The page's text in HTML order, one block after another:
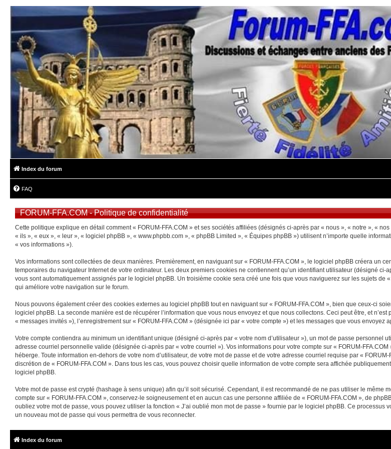
Index du forum
FAQ
FORUM-FFA.COM - Politique de confidentialité
Cette politique explique en détail comment « FORUM-FFA.COM » et ses sociétés affiliées (désignés ci-après par « nous », « notre », «
« ils », « eux », « leur », « logiciel phpBB », « www.phpbb.com », « phpBB Limited », « Équipes phpBB ») utilisent n’importe quelle
« vos informations »).
Vos informations sont collectées de deux manières. Premièrement, en naviguant sur « FORUM-FFA.COM », le logiciel phpBB créera un
temporaires du navigateur Internet de votre ordinateur. Les deux premiers cookies ne contiennent qu’un identifiant utilisateur (désigné
vous sont automatiquement assignés par le logiciel phpBB. Un troisième cookie sera créé une fois que vous naviguerez sur les sujets de
qui améliore votre navigation sur le forum.
Nous pouvons également créer des cookies externes au logiciel phpBB tout en naviguant sur « FORUM-FFA.COM », bien que ceux-ci
logiciel phpBB. La seconde manière est de récupérer l’information que vous nous envoyez et que nous collectons. Ceci peut être, et
« messages invités »), l’enregistrement sur « FORUM-FFA.COM » (désignée ici par « votre compte ») et les messages que vous
Votre compte contiendra au minimum un identifiant unique (désigné ci-après par « votre nom d’utilisateur »), un mot de passe personnel
adresse courriel personnelle valide (désignée ci-après par « votre courriel »). Vos informations pour votre compte sur « FORUM-
héberge. Toute information en-dehors de votre nom d’utilisateur, de votre mot de passe et de votre adresse courriel requise par «
discrétion de « FORUM-FFA.COM ». Dans tous les cas, vous pouvez choisir quelle information de votre compte sera affichée
logiciel phpBB.
Votre mot de passe est crypté (hashage à sens unique) afin qu’il soit sécurisé. Cependant, il est recommandé de ne pas utiliser le même
compte sur « FORUM-FFA.COM », conservez-le soigneusement et en aucun cas une personne affiliée de « FORUM-FFA.COM », de
oubliez votre mot de passe, vous pouvez utiliser la fonction « J’ai oublié mon mot de passe » fournie par le logiciel phpBB. Ce
un nouveau mot de passe qui vous permettra de vous reconnecter.
Index du forum